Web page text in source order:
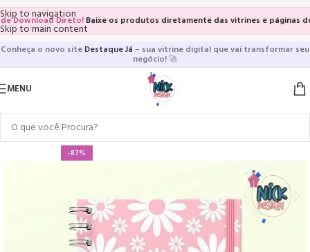
Skip to navigation
Skip to main content
Direto!Baixe os produtos diretamente das vitrines e páginas dos
Conheça o novo site Destaque Já – sua vitrine digital que vai transformar seu
negócio!🚀
MENU
-87%